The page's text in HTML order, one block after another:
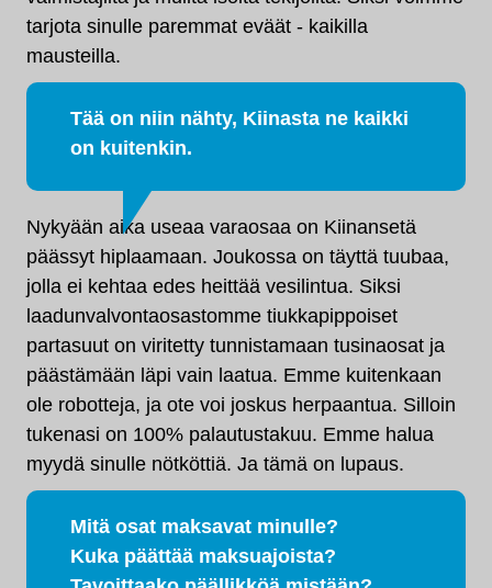
tarjota sinulle paremmat eväät - kaikilla
mausteilla.
Tää on niin nähty, Kiinasta ne kaikki
on kuitenkin.
Nykyään aika useaa varaosaa on Kiinansetä
päässyt hiplaamaan. Joukossa on täyttä tuubaa,
jolla ei kehtaa edes heittää vesilintua. Siksi
laadunvalvontaosastomme tiukkapippoiset
partasuut on viritetty tunnistamaan tusinaosat ja
päästämään läpi vain laatua. Emme kuitenkaan
ole robotteja, ja ote voi joskus herpaantua. Silloin
tukenasi on 100% palautustakuu. Emme halua
myydä sinulle nötköttiä. Ja tämä on lupaus.
Mitä osat maksavat minulle?
Kuka päättää maksuajoista?